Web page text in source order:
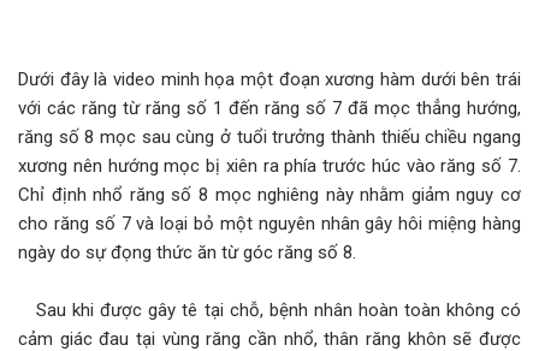
Dưới đây là video minh họa một đoạn xương hàm dưới bên trái
với các răng từ răng số 1 đến răng số 7 đã mọc thẳng hướng,
răng số 8 mọc sau cùng ở tuổi trưởng thành thiếu chiều ngang
xương nên hướng mọc bị xiên ra phía trước húc vào răng số 7.
Chỉ định nhổ răng số 8 mọc nghiêng này nhằm giảm nguy cơ
cho răng số 7 và loại bỏ một nguyên nhân gây hôi miệng hàng
ngày do sự đọng thức ăn từ góc răng số 8.
Sau khi được gây tê tại chỗ, bệnh nhân hoàn toàn không có
cảm giác đau tại vùng răng cần nhổ, thân răng khôn sẽ được